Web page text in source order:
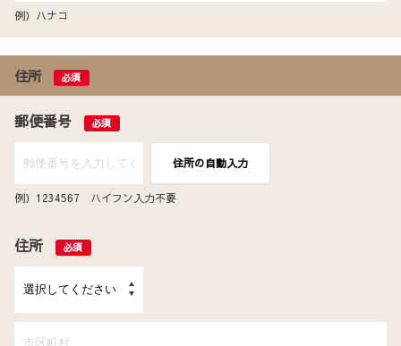
例）ハナコ
住所 必須
郵便番号 必須
住所の自動入力
例）1234567 ハイフン入力不要
住所 必須